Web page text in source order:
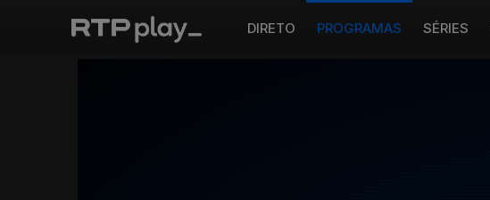
DIRETO PROGRAMAS SÉRIES